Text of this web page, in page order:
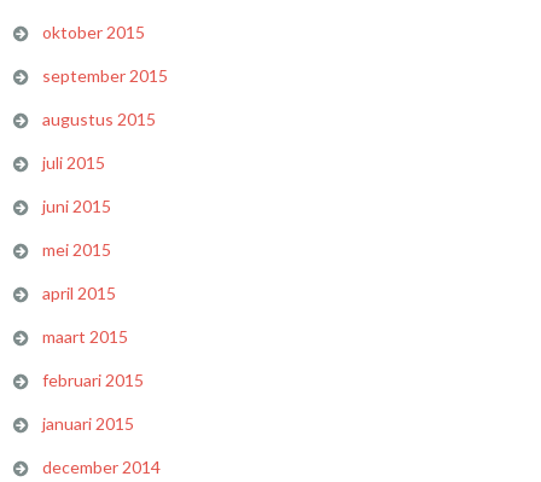
oktober 2015
september 2015
augustus 2015
juli 2015
juni 2015
mei 2015
april 2015
maart 2015
februari 2015
januari 2015
december 2014